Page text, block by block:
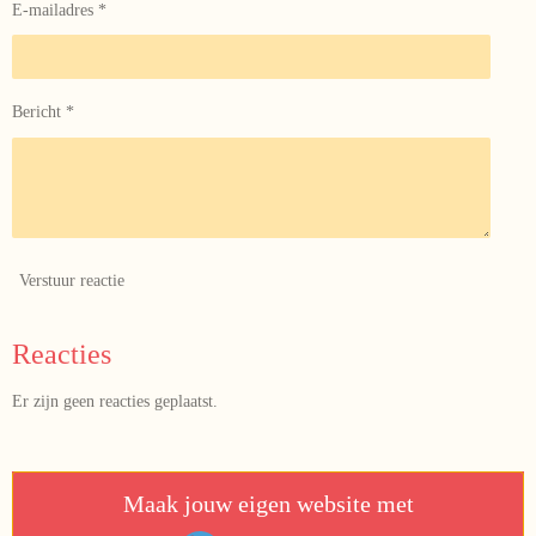
E-mailadres *
Bericht *
Verstuur reactie
Reacties
Er zijn geen reacties geplaatst.
Maak jouw eigen website met